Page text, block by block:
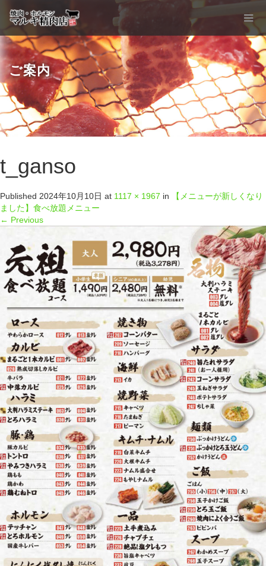
ご案内
t_ganso
Published 2024年10月10日 at 1117 × 1967 in
【メニューが新しくなり
ました】食べ放題メニュー
← Previous